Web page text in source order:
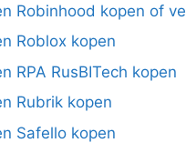
Robinhood kopen of
Roblox kopen
RPA RusBITech kopen
Rubrik kopen
Safello kopen